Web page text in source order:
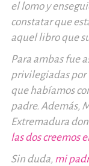
el lomo y
constatar que
aquel libro que
Para ambas fue
privilegiadas por
que habíamos
padre. Además,
Extremadura
las dos creemos
Sin duda, mi